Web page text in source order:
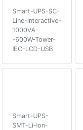
Smart-UPS-SC-
Line-Interactive-
1000VA-
-600W-Tower-
IEC-LCD-USB
Smart-UPS-
SMT-Li-Ion-